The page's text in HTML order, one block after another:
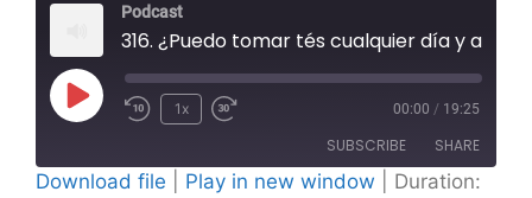
Podcast
Play
1x 00:00 / 19:25
SUBSCRIBE SHARE
Download file Play in new window
Duration: